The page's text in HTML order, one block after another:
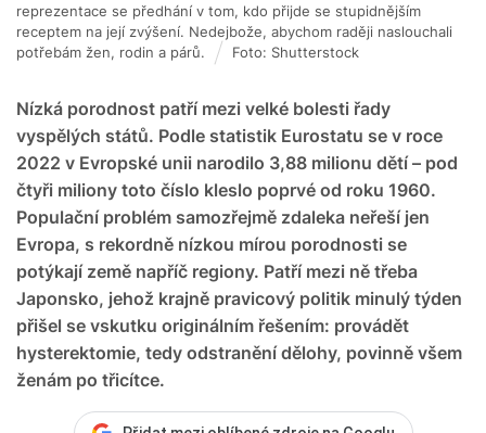
Nízká porodnost patří mezi velké bolesti řady
vyspělých států. Podle statistik Eurostatu se v roce
2022 v Evropské unii narodilo 3,88 milionu dětí – pod
čtyři miliony toto číslo kleslo poprvé od roku 1960.
Populační problém samozřejmě zdaleka neřeší jen
Evropa, s rekordně nízkou mírou porodnosti se
potýkají země napříč regiony. Patří mezi ně třeba
Japonsko, jehož krajně pravicový politik minulý týden
přišel se vskutku originálním řešením: provádět
hysterektomie, tedy odstranění dělohy, povinně všem
ženám po třicítce.
reprezentace se předhání v tom, kdo přijde se stupidnějším
receptem na její zvýšení. Nedejbože, abychom raději naslouchali
potřebám žen, rodin a párů.
Foto: Shutterstock